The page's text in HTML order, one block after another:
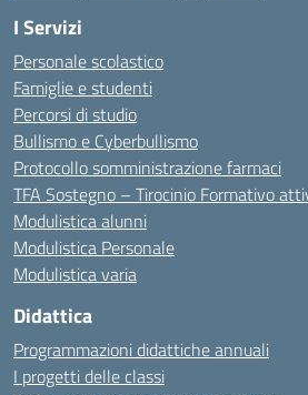
I Servizi
Personale scolastico
Famiglie e studenti
Percorsi di studio
Bullismo e Cyberbullismo
Protocollo somministrazione farmaci
TFA Sostegno – Tirocinio Formativo
Modulistica alunni
Modulistica Personale
Modulistica varia
Didattica
Programmazioni didattiche annuali
I progetti delle classi